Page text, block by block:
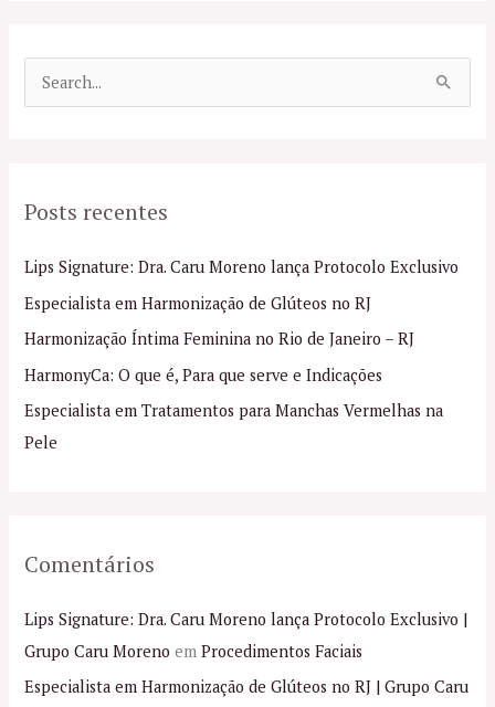
u
s
a
r
p
o
r
Posts recentes
Lips Signature: Dra. Caru Moreno lança Protocolo Exclusivo
Especialista em Harmonização de Glúteos no RJ
Harmonização Íntima Feminina no Rio de Janeiro – RJ
HarmonyCa: O que é, Para que serve e Indicações
Especialista em Tratamentos para Manchas Vermelhas na
Pele
Comentários
Lips Signature: Dra. Caru Moreno lança Protocolo Exclusivo |
Grupo Caru Moreno emProcedimentos Faciais
Especialista em Harmonização de Glúteos no RJ | Grupo Caru